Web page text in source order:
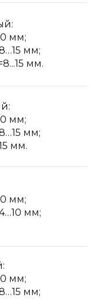
мм;
мм;
мм.
мм;
мм;
мм.
мм;
мм;
мм;
мм;